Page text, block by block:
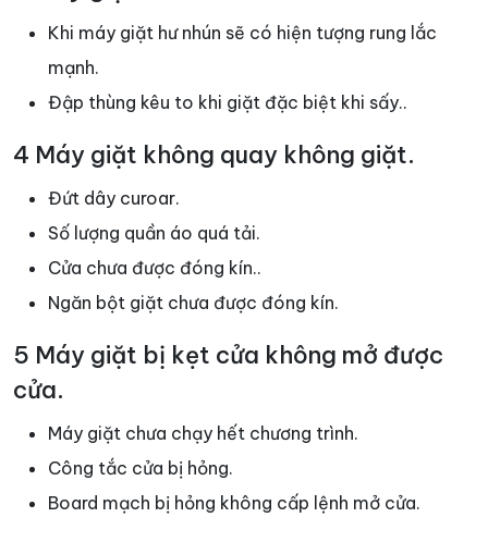
Khi máy giặt hư nhún sẽ có hiện tượng rung lắc
mạnh.
Đập thùng kêu to khi giặt đặc biệt khi sấy..
4 Máy giặt không quay không giặt.
Đứt dây curoar.
Số lượng quần áo quá tải.
Cửa chưa được đóng kín..
Ngăn bột giặt chưa được đóng kín.
5 Máy giặt bị kẹt cửa không mở được
cửa.
Máy giặt chưa chạy hết chương trình.
Công tắc cửa bị hỏng.
Board mạch bị hỏng không cấp lệnh mở cửa.